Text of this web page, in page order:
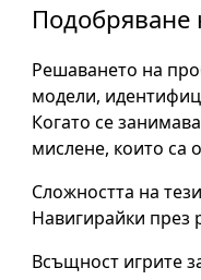
Решаването на
модели,
Когато се
мислене, които са
Сложността на
Навигирайки през
Всъщност игрите